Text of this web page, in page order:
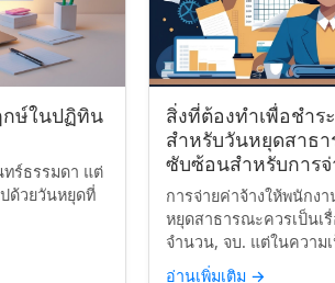
กษ์ในปฏิทิน
ร์ธรรมดา แต่
ด้วยวันหยุดที่
สิ่งที่ต้องทำเพื่อชำร
สำหรับวันหยุดสาธ
ซับซ้อนสำหรับการจ่
การจ่ายค่าจ้างให้พนักง
หยุดสาธารณะควรเป็นเ
จำนวน, จบ. แต่ในความ
อ่านเพิ่มเติม →